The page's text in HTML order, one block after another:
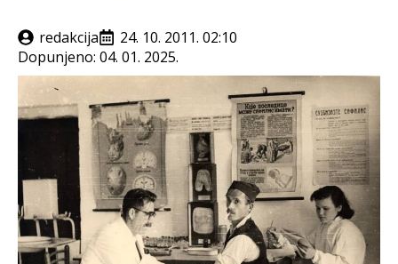
redakcija
24. 10. 2011. 02:10
Dopunjeno: 04. 01. 2025.